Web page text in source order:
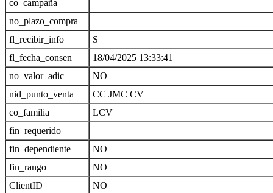
co_campaña
no_plazo_compra
fl_recibir_info
S
fl_fecha_consen
18/04/2025 13:33:41
no_valor_adic
NO
nid_punto_venta
CC JMC CV
co_familia
LCV
fin_requerido
fin_dependiente
NO
fin_rango
NO
ClientID
NO